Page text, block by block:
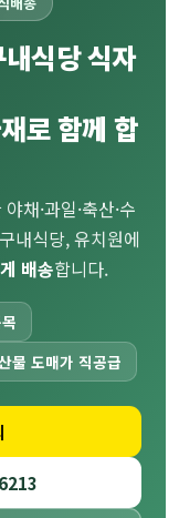
내식당 식자
로 함께 합
채·과일·축산·수
내식당, 유치원에
배송합니다.
물 도매가 직공급